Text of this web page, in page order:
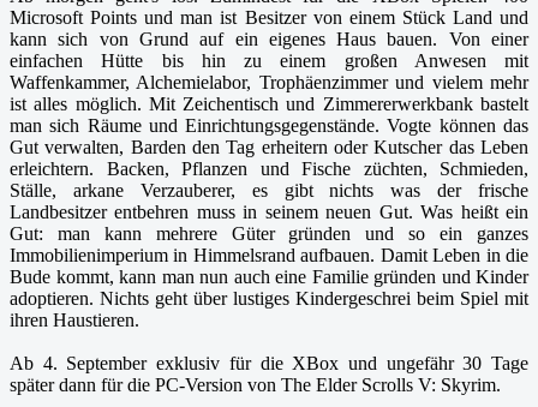
Microsoft Points und man ist Besitzer von einem Stück Land und
kann sich von Grund auf ein eigenes Haus bauen. Von einer
einfachen Hütte bis hin zu einem großen Anwesen mit
Waffenkammer, Alchemielabor, Trophäenzimmer und vielem mehr
ist alles möglich. Mit Zeichentisch und Zimmererwerkbank bastelt
man sich Räume und Einrichtungsgegenstände. Vogte können das
Gut verwalten, Barden den Tag erheitern oder Kutscher das Leben
erleichtern. Backen, Pflanzen und Fische züchten, Schmieden,
Ställe, arkane Verzauberer, es gibt nichts was der frische
Landbesitzer entbehren muss in seinem neuen Gut. Was heißt ein
Gut: man kann mehrere Güter gründen und so ein ganzes
Immobilienimperium in Himmelsrand aufbauen. Damit Leben in die
Bude kommt, kann man nun auch eine Familie gründen und Kinder
adoptieren. Nichts geht über lustiges Kindergeschrei beim Spiel mit
ihren Haustieren.
Ab 4. September exklusiv für die XBox und ungefähr 30 Tage
später dann für die PC-Version von The Elder Scrolls V: Skyrim.